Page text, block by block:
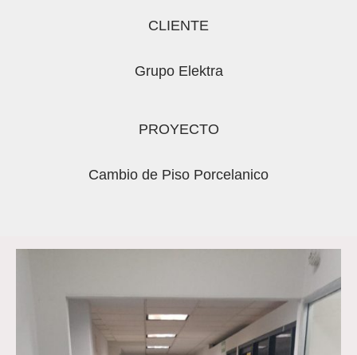
CLIENTE
Grupo Elektra
PROYECTO
Cambio de Piso Porcelanico